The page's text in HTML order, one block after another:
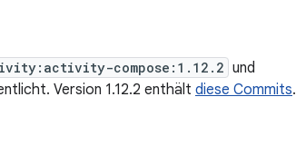
compose:1.12.2 und
Version 1.12.2 enthält diese Commits.